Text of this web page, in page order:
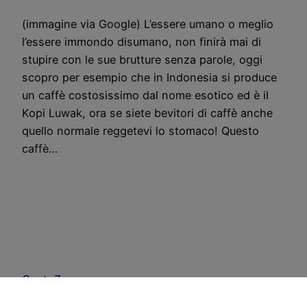
(immagine via Google) L’essere umano o meglio
l’essere immondo disumano, non finirà mai di
stupire con le sue brutture senza parole, oggi
scopro per esempio che in Indonesia si produce
un caffè costosissimo dal nome esotico ed è il
Kopi Luwak, ora se siete bevitori di caffè anche
quello normale reggetevi lo stomaco! Questo
caffè…
CostoZero.com